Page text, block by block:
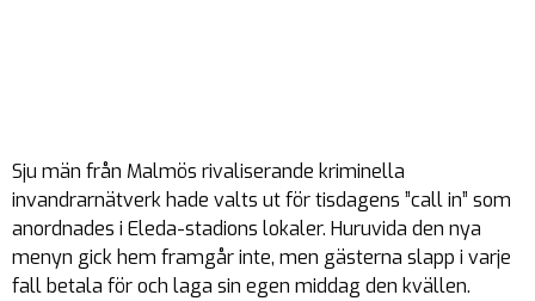
Sju män från Malmös rivaliserande kriminella
invandrarnätverk hade valts ut för tisdagens ”call in” som
anordnades i Eleda-stadions lokaler. Huruvida den nya
menyn gick hem framgår inte, men gästerna slapp i varje
fall betala för och laga sin egen middag den kvällen.